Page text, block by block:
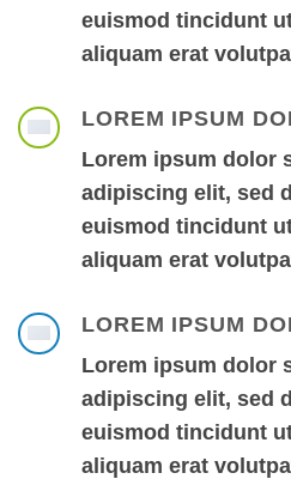
euismod tincidunt
aliquam erat
LOREM IPSUM
Lorem ipsum dolor
adipiscing elit, sed
euismod tincidunt
aliquam erat
LOREM IPSUM
Lorem ipsum dolor
adipiscing elit, sed
euismod tincidunt
aliquam erat